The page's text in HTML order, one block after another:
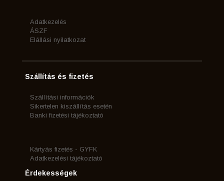
Adatkezelés
ÁSZF
Elállási nyilatkozat
Szállítás és fizetés
Szállítási információk
Sikertelen kiszállítás esetén
Banki fizetési tájékoztató
Kártyás fizetés - GYFK
Adatkezelési tájékoztató
Érdekességek